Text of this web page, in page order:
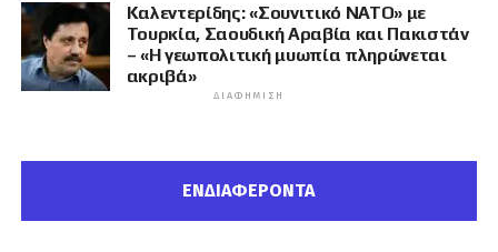
Καλεντερίδης: «Σουνιτικό ΝΑΤΟ» με
Τουρκία, Σαουδική Αραβία και Πακιστάν
– «Η γεωπολιτική μυωπία πληρώνεται
ακριβά»
ΔΙΑΦΉΜΙΣΗ
ΕΝΔΙΑΦΕΡΟΝΤΑ